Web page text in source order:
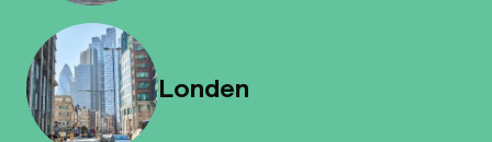
Londen